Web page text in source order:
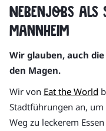
Nebenjobs
Mannheim
Wir glauben, auch
den Magen.
Wir von Eat the World
Stadtführungen an,
Weg zu leckerem